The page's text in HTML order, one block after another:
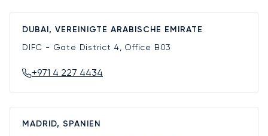
DUBAI, VEREINIGTE ARABISCHE EMIRATE
DIFC - Gate District 4, Office B03
+971 4 227 4434
MADRID, SPANIEN